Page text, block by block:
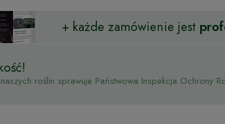
+ każde zamówienie jest
roślin sprawuje Państwowa Inspekcja Ochrony